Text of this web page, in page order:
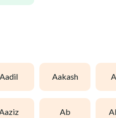
aadil aakash
aaziz ab